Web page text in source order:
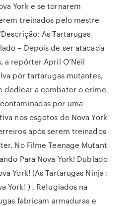
York e se tornarem
treinados pelo mestre
As Tartarugas
– Depois de ser atacada
a repórter April O’Neil
por tartarugas mutantes,
dedicar a combater o crime
por uma
nos esgotos de Nova York
após serem treinados
No Filme Teenage Mutant
Para Nova York! Dublado
York! (As Tartarugas Ninja :
York! ) , Refugiados na
fabricam armaduras e